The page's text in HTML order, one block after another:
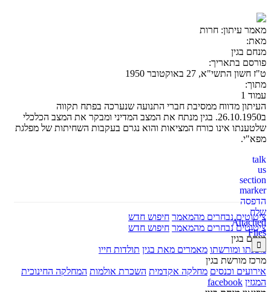
מאמר עיתון: חרות
מאת:
מנחם בגין
פורסם בתאריך:
ט"ז חשון התשי"א, 27 באוקטובר 1950
מתוך:
עמוד 1
העיתון מדווח ממסיבת חברי התנועה שנערכה בפתח תקווה
ב26.10.1950. בגין מנתח את המצב המדיני ומבקר את המצב הכלכלי
שלטענתו אינו כורח המציאות והוא נגרם בעקבות השחיתות של מפלגת
מפא"י.
us
marker
הדפסה
שלח
Files

ציטוטים נבחרים מהמאמר חיפוש חדש
ציטוטים נבחרים מהמאמר חיפוש חדש
מנחם בגין
משנתו ומורשתו מאמרים מאת בגין תולדות חייו
מרכז מורשת בגין
אירועים וכנסים מחלקה אקדמית השכרת אולמות המחלקה החינוכית
המגזין facebook